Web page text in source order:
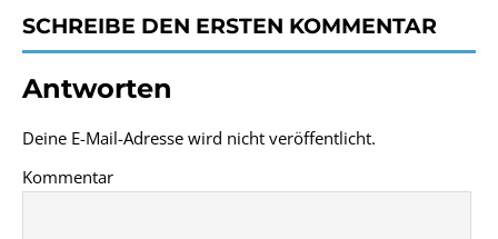
SCHREIBE DEN ERSTEN KOMMENTAR
Antworten
Deine E-Mail-Adresse wird nicht veröffentlicht.
Kommentar